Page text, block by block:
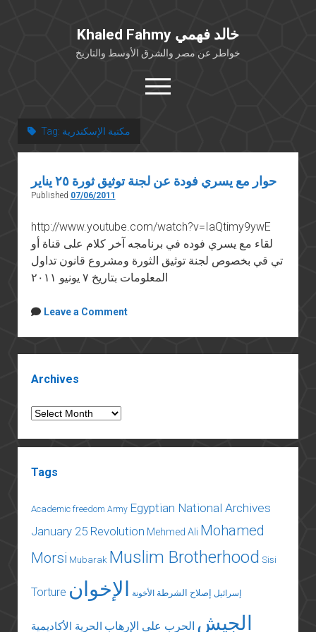
Khaled Fahmy خالد فهمي
خواطر عن مصر والشرق الأوسط والتاريخ
open
menu
كتابات أكاديمية
بوستات من فيسبوك
مقابلات في الإعلام
Languages
Tag: مكتبة الإسكندرية
حوار مع يسري فودة عن لجنة توثيق ثورة ٢٥ يناير
Published 07/06/2011
http://www.youtube.com/watch?v=IaQtimy9ywE
لقاء مع يسري فوده في برنامجه آخر كلام على قناة أو
تي قي بخصوص لجنة توثيق الثورة ومشروع قانون تداول
المعلومات بتاريخ ٧ يونيو ٢٠١١
Leave a Comment
Archives
Archives
Tags
Academic freedom Army Egyptian National Archives
January 25 Revolution Mehmed Ali Mohamed
Morsi Mubarak Muslim Brotherhood Sisi
Torture إسرائيل إصلاح الشرطة الأخونة الإخوان
الجيش الحرب على الإرهاب الحرية الأكاديمية